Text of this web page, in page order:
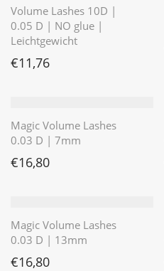
Volume Lashes 10D |
0.05 D | NO glue |
Leichtgewicht
€11,76
Magic Volume Lashes
0.03 D | 7mm
€16,80
Magic Volume Lashes
0.03 D | 13mm
€16,80